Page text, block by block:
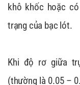
khô khốc hoặc
trạng của bạc lót.
Khi độ rơ giữa
(thường là 0.05 –